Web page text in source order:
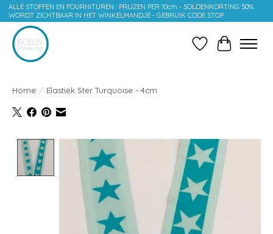
ALLE STOFFEN EN FOURNITUREN : PRIJZEN PER 10cm - SOLDENKORTING 50%
WORDT ZICHTBAAR IN HET WINKELMANDJE - GEBRUIK CODE STOP
Verlanglijst
Home / Elastiek Ster Turquoise - 4cm
Product image slideshow Items